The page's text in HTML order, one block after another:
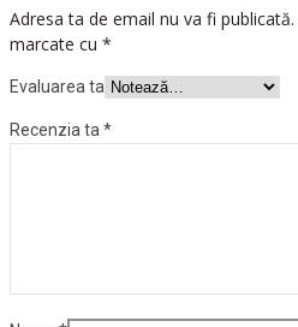
Adresa ta de email nu va fi publicată.
marcate cu *
Evaluarea ta
Recenzia ta *